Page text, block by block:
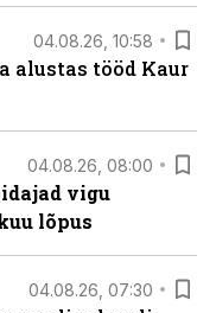
04.08.26, 10:58
alustas tööd Kaur
04.08.26, 08:00
vigu
lõpus
04.08.26, 07:30